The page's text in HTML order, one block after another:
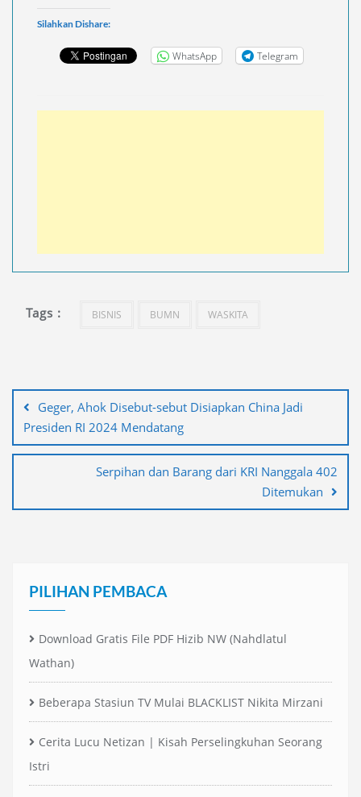
Silahkan Dishare:
WhatsApp Telegram
Tags : BISNIS BUMN WASKITA
posGeger, Ahok Disebut-sebut Disiapkan China Jadi
Presiden RI 2024 Mendatang
Serpihan dan Barang dari KRI Nanggala 402
Ditemukan
PILIHAN PEMBACA
Download Gratis File PDF Hizib NW (Nahdlatul
Wathan)
Beberapa Stasiun TV Mulai BLACKLIST Nikita Mirzani
Cerita Lucu Netizan | Kisah Perselingkuhan Seorang
Istri